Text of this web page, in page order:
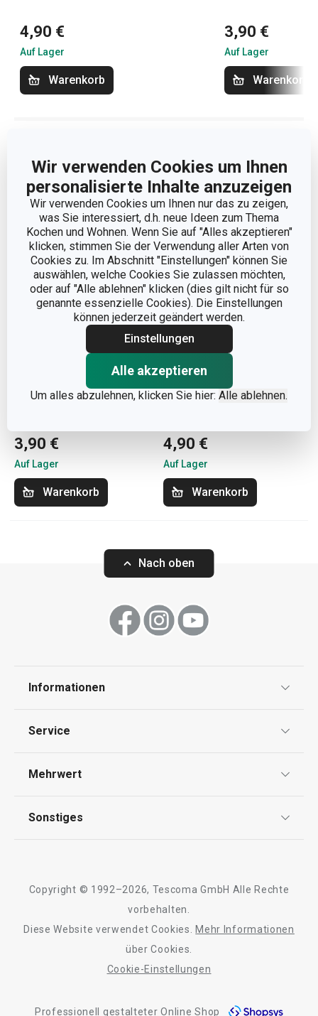
Wir verwenden Cookies um Ihnen
personalisierte Inhalte anzuzeigen
Wir verwenden Cookies um Ihnen nur das zu zeigen,
was Sie interessiert, d.h. neue Ideen zum Thema
Kochen und Wohnen. Wenn Sie auf "Alles akzeptieren"
klicken, stimmen Sie der Verwendung aller Arten von
Cookies zu. Im Abschnitt "Einstellungen" können Sie
auswählen, welche Cookies Sie zulassen möchten,
oder auf "Alle ablehnen" klicken (dies gilt nicht für so
genannte essenzielle Cookies). Die Einstellungen
können jederzeit geändert werden.
Einstellungen
Alle akzeptieren
Um alles abzulehnen, klicken Sie hier: Alle ablehnen.
4,90 €
Auf Lager
Warenkorb
3,90 €
Auf Lager
Warenkorb
Atikelfilter Sortieren
3,90 €
Auf Lager
Warenkorb
4,90 €
Auf Lager
Warenkorb
Nach oben
Informationen
Impressum
Service
Kontaktformular
Mehrwert
Qualität
Sonstiges
Barrierefreiheit
Copyright © 1992–2026, Tescoma GmbH Alle Rechte
vorbehalten.
Diese Website verwendet Cookies.
Mehr Informationen
über Cookies.
Cookie-Einstellungen
Professionell gestalteter Online Shop